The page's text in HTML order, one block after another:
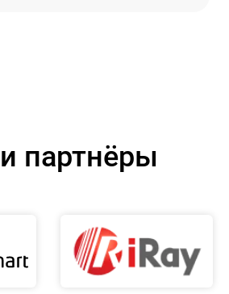
партнёры